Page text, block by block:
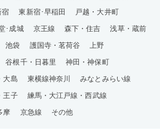
宿 東新宿･早稲田
戸越・大井町
･成城 京王線 森下・住吉
浅草・蔵前
池袋 護国寺・茗荷谷
上野
谷根千・日暮里
神田・神保町
大島 東横線神奈川
みなとみらい線
王子
練馬・大江戸線・西武線
摩 京急線 その他